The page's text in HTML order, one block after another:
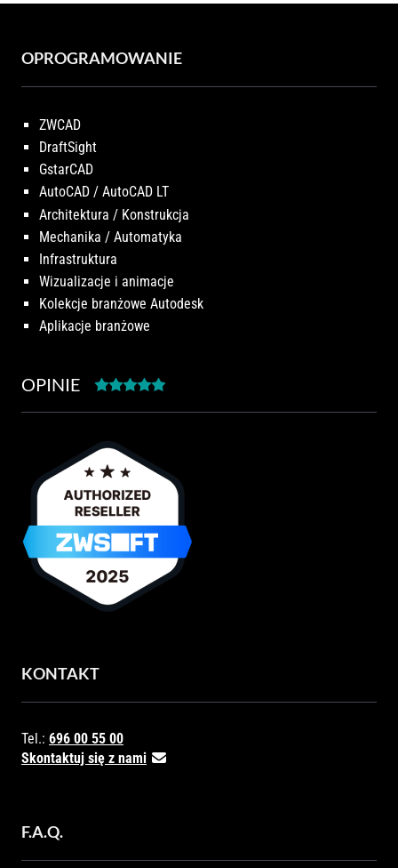
OPROGRAMOWANIE
ZWCAD
DraftSight
GstarCAD
AutoCAD / AutoCAD LT
Architektura / Konstrukcja
Mechanika / Automatyka
Infrastruktura
Wizualizacje i animacje
Kolekcje branżowe Autodesk
Aplikacje branżowe
OPINIE
KONTAKT
Tel.: 696 00 55 00
Skontaktuj się z nami
F.A.Q.